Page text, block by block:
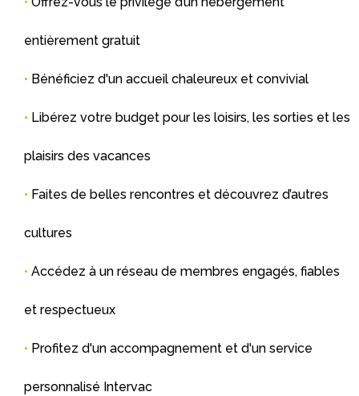
entièrement gratuit
• Bénéficiez d'un accueil chaleureux et convivial
• Libérez votre budget pour les loisirs, les sorties et les
plaisirs des vacances
• Faites de belles rencontres et découvrez d’autres
cultures
• Accédez à un réseau de membres engagés, fiables
et respectueux
• Profitez d'un accompagnement et d'un service
personnalisé Intervac